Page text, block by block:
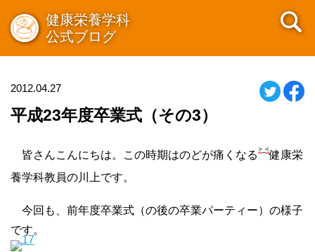
健康栄養学科
公式ブログ
2012.04.27
平成23年度卒業式（その3）
皆さんこんにちは。この時期はのどが痛くなる
健康栄
養学科教員の川上です。
今回も、前年度卒業式（の後の卒業パーティー）の様子
です。